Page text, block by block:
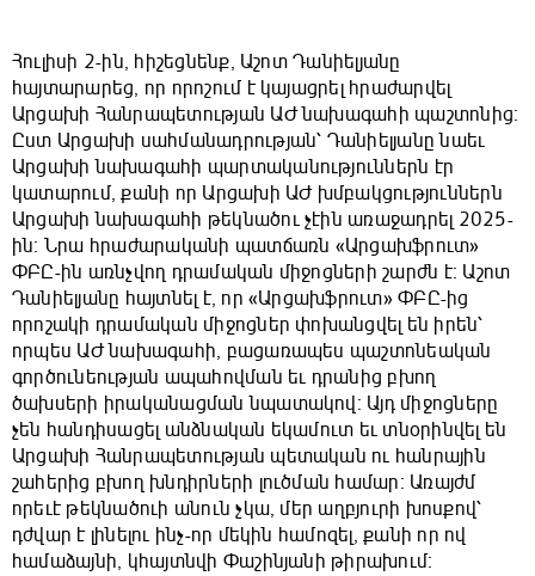
Հուլիսի 2-ին, հիշեցնենք, Աշոտ Դանիելյանը
հայտարարեց, որ որոշում է կայացրել հրաժարվել
Արցախի Հանրապետության ԱԺ նախագահի պաշտոնից։
Ըստ Արցախի սահմանադրության՝ Դանիելյանը նաեւ
Արցախի նախագահի պարտականություններն էր
կատարում, քանի որ Արցախի ԱԺ խմբակցություններն
Արցախի նախագահի թեկնածու չէին առաջադրել 2025-
ին։ Նրա հրաժարականի պատճառն «Արցախֆրուտ»
ՓԲԸ-ին առնչվող դրամական միջոցների շարժն է։ Աշոտ
Դանիելյանը հայտնել է, որ «Արցախֆրուտ» ՓԲԸ-ից
որոշակի դրամական միջոցներ փոխանցվել են իրեն՝
որպես ԱԺ նախագահի, բացառապես պաշտոնեական
գործունեության ապահովման եւ դրանից բխող
ծախսերի իրականացման նպատակով։ Այդ միջոցները
չեն հանդիսացել անձնական եկամուտ եւ տնօրինվել են
Արցախի Հանրապետության պետական ու հանրային
շահերից բխող խնդիրների լուծման համար։ Առայժմ
որեւէ թեկնածուի անուն չկա, մեր աղբյուրի խոսքով՝
դժվար է լինելու ինչ-որ մեկին համոզել, քանի որ ով
համաձայնի, կհայտնվի Փաշինյանի թիրախում։